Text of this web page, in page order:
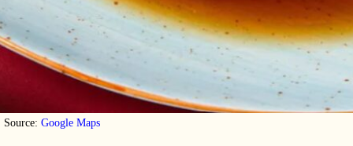
Source: Google Maps